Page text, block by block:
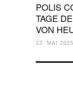
POLIS
TAGE
VON
13. MAI 2025